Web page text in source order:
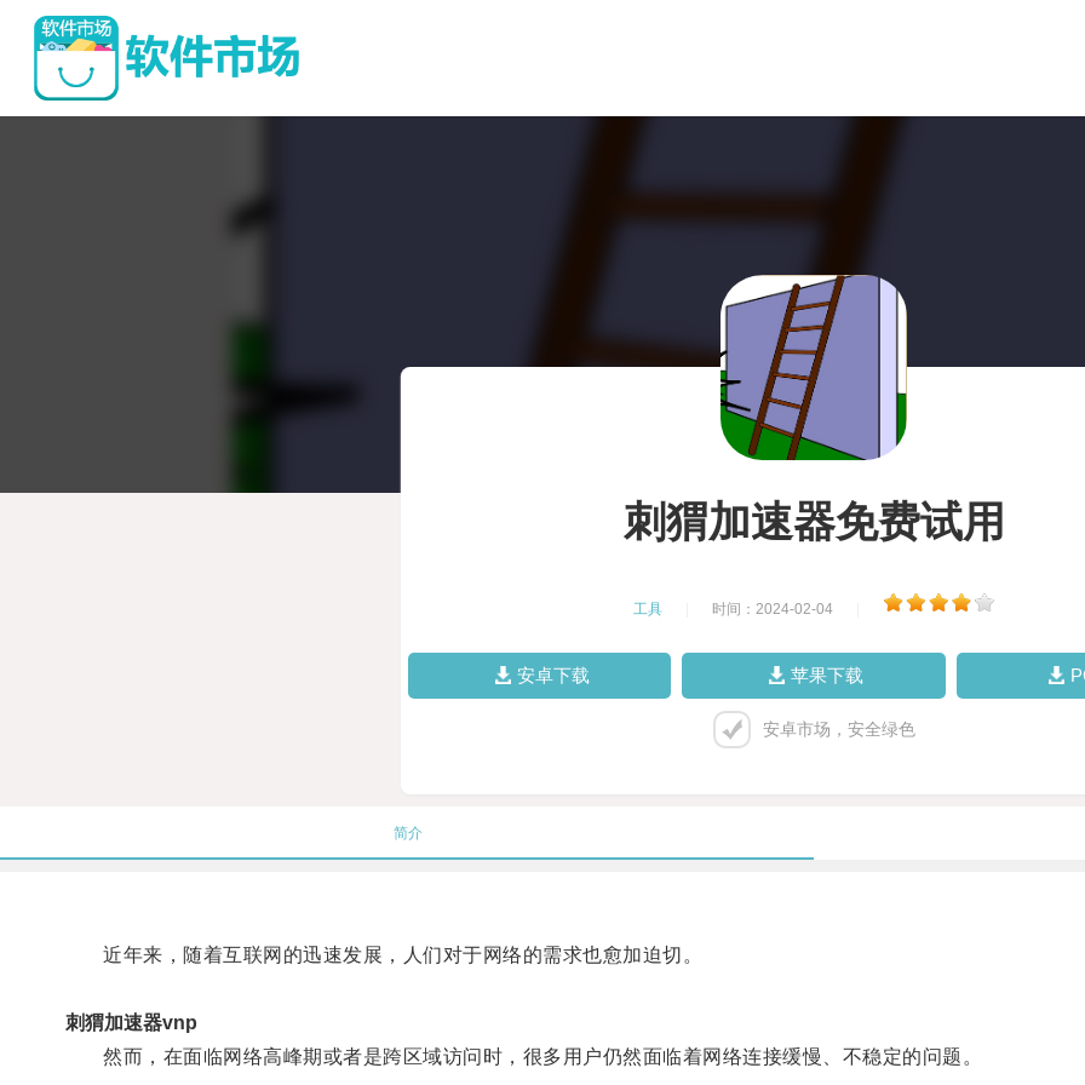
刺猬加速器免费试用
工具 时间：2024-02-04
安卓下载 苹果下载
安卓市场，安全绿色
简介
近年来，随着互联网的迅速发展，人们对于网络的需求也愈加迫切。
刺猬加速器vnp
然而，在面临网络高峰期或者是跨区域访问时，很多用户仍然面临着网络连接缓慢、不稳定的问题。